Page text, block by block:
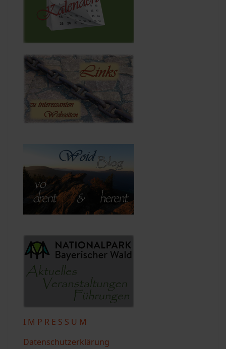
I M P R E S S U M
Datenschutzerklärung